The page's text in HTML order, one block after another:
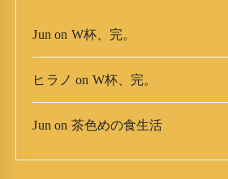
Jun on W杯、完。
ヒラノ on W杯、完。
Jun on 茶色めの食生活